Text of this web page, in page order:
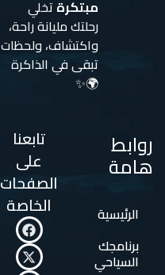
مبتكرة تخلي
رحلتك مليانة راحة،
واكتشاف، ولحظات
تبقى في الذاكرة
🌍✨
روابط
هامة
الرئيسية
برنامجك
السياحي
تابعنا
على
الصفحات
الخاصة